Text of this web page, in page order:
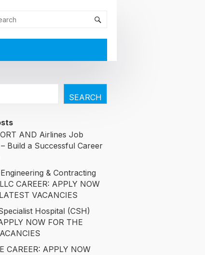
SEARCH
AND Airlines Job
Build a Successful Career
& Contracting
CAREER: APPLY NOW
VACANCIES
Hospital (CSH)
NOW FOR THE
CAREER: APPLY NOW